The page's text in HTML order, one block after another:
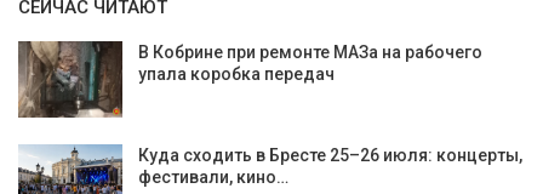
СЕЙЧАС ЧИТАЮТ
В Кобрине при ремонте МАЗа на рабочего
упала коробка передач
Куда сходить в Бресте 25–26 июля: концерты,
фестивали, кино…